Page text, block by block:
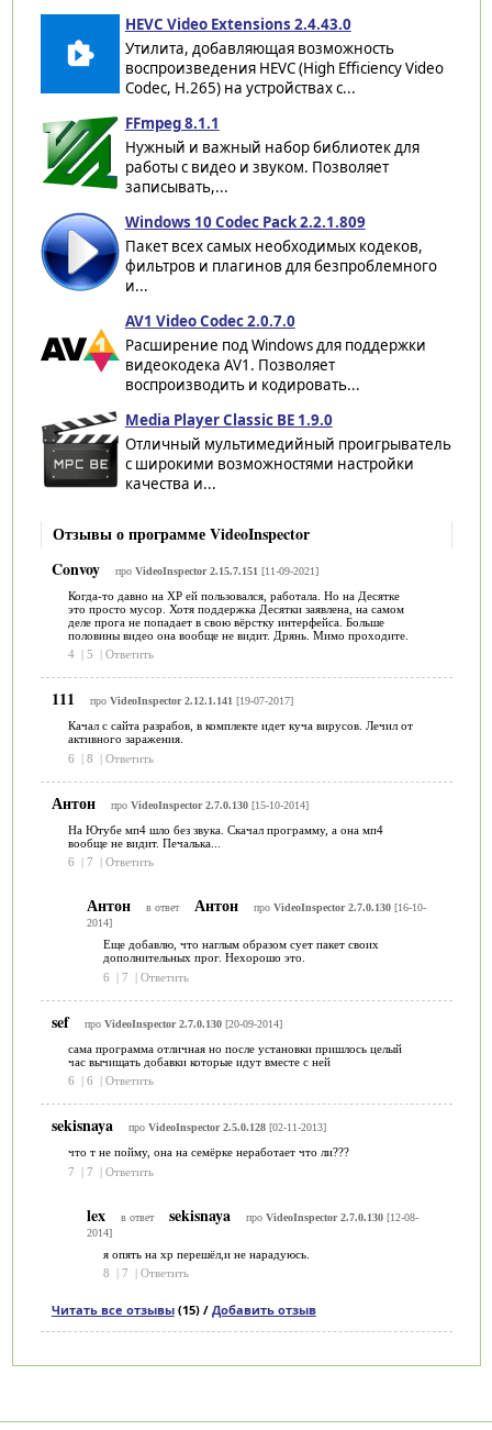
HEVC Video Extensions 2.4.43.0
Утилита, добавляющая возможность
воспроизведения HEVC (High Efficiency Video
Codec, H.265) на устройствах с...
FFmpeg 8.1.1
Нужный и важный набор библиотек для
работы с видео и звуком. Позволяет
записывать,...
Windows 10 Codec Pack 2.2.1.809
Пакет всех самых необходимых кодеков,
фильтров и плагинов для безпроблемного
и...
AV1 Video Codec 2.0.7.0
Расширение под Windows для поддержки
видеокодека AV1. Позволяет
воспроизводить и кодировать...
Media Player Classic BE 1.9.0
Отличный мультимедийный проигрыватель
с широкими возможностями настройки
качества и...
Отзывы о программе VideoInspector
Convoy
про VideoInspector 2.15.7.151 [11-09-2021]
Когда-то давно на XP ей пользовался, работала. Но на Десятке
это просто мусор. Хотя поддержка Десятки заявлена, на самом
деле прога не попадает в свою вёрстку интерфейса. Больше
половины видео она вообще не видит. Дрянь. Мимо проходите.
4 | 5 | Ответить
111 про VideoInspector 2.12.1.141 [19-07-2017]
Качал с сайта разрабов, в комплекте идет куча вирусов. Лечил от
активного заражения.
6
| 8 | Ответить
Антон про VideoInspector 2.7.0.130[15-10-2014]
На Ютубе мп4 шло без звука. Скачал программу, а она мп4
вообще не видит. Печалька...
6
| 7 | Ответить
Антон в ответ Антон про VideoInspector 2.7.0.130[16-10-
2014]
Еще добавлю, что наглым образом сует пакет своих
дополнительных прог. Нехорошо это.
6
| 7 | Ответить
sef про VideoInspector 2.7.0.130[20-09-2014]
сама программа отличная но после установки пришлось целый
час вычищать добавки которые идут вместе с ней
6
| 6 | Ответить
sekisnaya про VideoInspector 2.5.0.128[02-11-2013]
что т не пойму, она на семёрке неработает что ли???
7
| 7 | Ответить
lex в ответ sekisnaya про VideoInspector 2.7.0.130[12-08-
2014]
я опять на хр перешёл,и не нарадуюсь.
8
| 7 | Ответить
Читать все отзывы(15) / Добавить отзыв